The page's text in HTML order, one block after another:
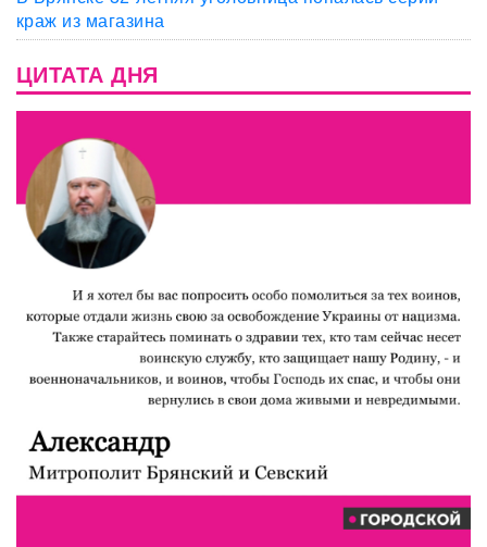
краж из магазина
ЦИТАТА ДНЯ